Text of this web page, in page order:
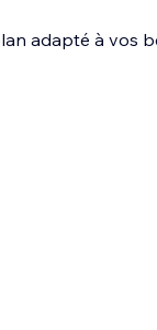
adapté à vos